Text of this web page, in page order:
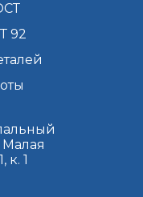
Малая
к. 1
92